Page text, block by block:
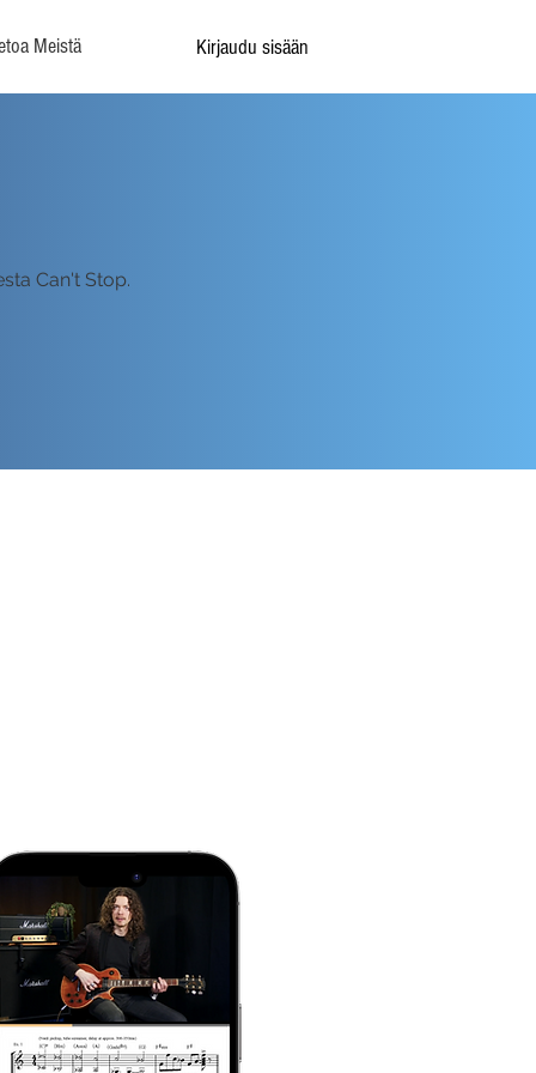
Meistä Kirjaudu sisään
Can't Stop.